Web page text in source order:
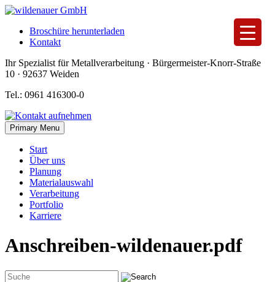
Skip
contentBroschüre herunterladen
Kontakt
Ihr Spezialist für Metallverarbeitung · Bürgermeister-Knorr-Straße
10 · 92637 Weiden
Tel.: 0961 416300-0
Primary Menu
Start
Über uns
Planung
Materialauswahl
Verarbeitung
Portfolio
Karriere
Anschreiben-wildenauer.pdf